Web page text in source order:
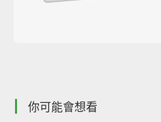
你可能會想看